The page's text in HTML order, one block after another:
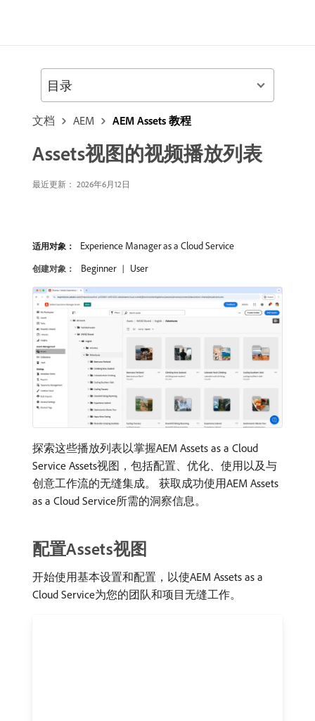
文档 AEM AEM Assets 教程
Assets视图的视频播放列表
最近更新： 2026年6月12日
适用对象： Experience Manager as a Cloud Service
创建对象： Beginner User
探索这些播放列表以掌握AEM Assets as a Cloud
Service Assets视图，包括配置、优化、使用以及与
创意工作流的无缝集成。 获取成功使用AEM Assets
as a Cloud Service所需的洞察信息。
配置Assets视图
开始使用基本设置和配置，以使AEM Assets as a
Cloud Service为您的团队和项目无缝工作。
目录